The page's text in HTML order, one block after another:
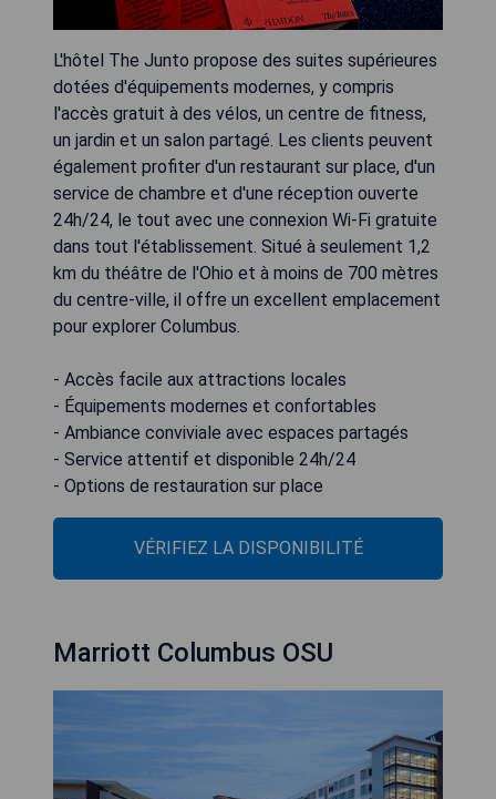
L'hôtel The Junto propose des suites supérieures
dotées d'équipements modernes, y compris
l'accès gratuit à des vélos, un centre de fitness,
un jardin et un salon partagé. Les clients peuvent
également profiter d'un restaurant sur place, d'un
service de chambre et d'une réception ouverte
24h/24, le tout avec une connexion Wi-Fi gratuite
dans tout l'établissement. Situé à seulement 1,2
km du théâtre de l'Ohio et à moins de 700 mètres
du centre-ville, il offre un excellent emplacement
pour explorer Columbus.
- Accès facile aux attractions locales
- Équipements modernes et confortables
- Ambiance conviviale avec espaces partagés
- Service attentif et disponible 24h/24
- Options de restauration sur place
VÉRIFIEZ LA DISPONIBILITÉ
Marriott Columbus OSU